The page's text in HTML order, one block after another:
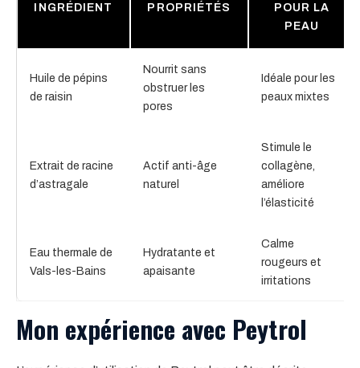
INGRÉDIENT PROPRIÉTÉS
POUR LA
PEAU
Huile de pépins
de raisin
Nourrit sans
obstruer les
pores
Idéale pour les
peaux mixtes
Extrait de racine
d’astragale
Actif anti-âge
naturel
Stimule le
collagène,
améliore
l’élasticité
Eau thermale de
Vals-les-Bains
Hydratante et
apaisante
Calme
rougeurs et
irritations
Mon expérience avec Peytrol